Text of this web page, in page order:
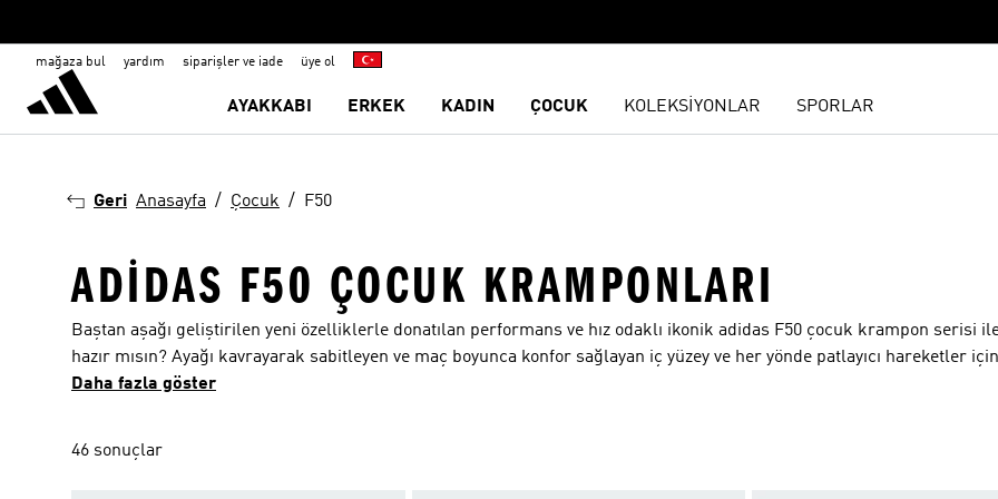
mağaza bul yardım siparişler ve iade üye ol
AYAKKABI ERKEK KADIN ÇOCUK KOLEKSİYONLAR SPORLAR
Geri Anasayfa Çocuk F50
ADIDAS F50 ÇOCUK KRAMPONLARI
Baştan aşağı geliştirilen yeni özelliklerle donatılan performans ve hız odaklı ikonik adidas F50 çocuk krampon serisi ile tanışmaya
hazır mısın? Ayağı kavrayarak sabitleyen ve maç boyunca konfor sağlayan iç yüzey ve her yönde patlayıcı hareketler
dış taban, genç sporculara özgü tükenmeyen enerjinin kontrollü bir şekilde sahalara yansıtılmasına yardımcı oluyor.
adidas F50 kramponlarıyla maç kazandıran hamlelere hazırsın. adidas'a özgü son teknoloji sayesinde eşsiz tasarımı
Daha fazla göster
46 sonuçlar